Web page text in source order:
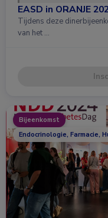
EASD in ORANJE
Tijdens deze
van het …
Bijeenkomst
Endocrinologie, Farmacie,